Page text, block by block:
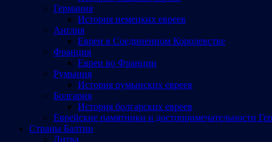
Германия
История немецких евреев
Англия
Евреи в Соединенном Королевстве
Франция
Евреи во Франции
Румыния
История румынских евреев
Болгария
История болгарских евреев
Еврейские памятники и достопримечательности
Страны Балтии
Литва